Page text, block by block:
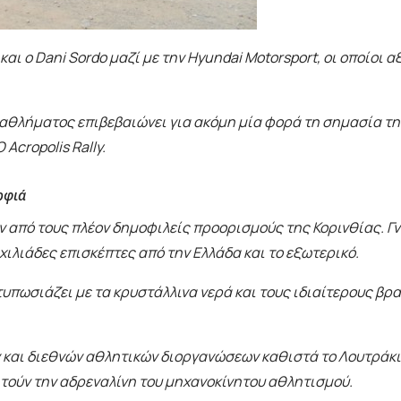
ο Dani Sordo μαζί με την Hyundai Motorsport, οι οποίοι
επιβεβαιώνει για ακόμη μία φορά τη σημασία
Acropolis Rally.
τους πλέον δημοφιλείς προορισμούς της Κορινθίας.
επισκέπτες από την Ελλάδα και το εξωτερικό.
με τα κρυστάλλινα νερά και τους ιδιαίτερους
διεθνών αθλητικών διοργανώσεων καθιστά το
την αδρεναλίνη του μηχανοκίνητου αθλητισμού.